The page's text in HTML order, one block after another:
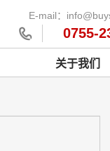
E-mail：
0755-
关于我们